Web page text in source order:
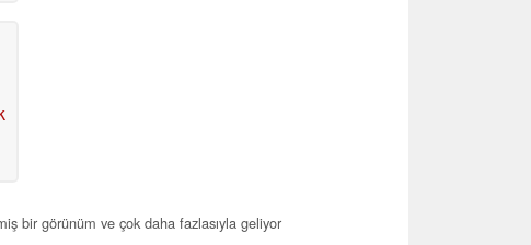
bir görünüm ve çok daha fazlasıyla geliyor